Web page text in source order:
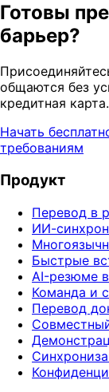
Готовы
барьер?
общаются без
кредитная карта.
Начать
требованиям
Продукт
Перевод в
ИИ-
Быстрые
AI-резюме
Команда и
Перевод